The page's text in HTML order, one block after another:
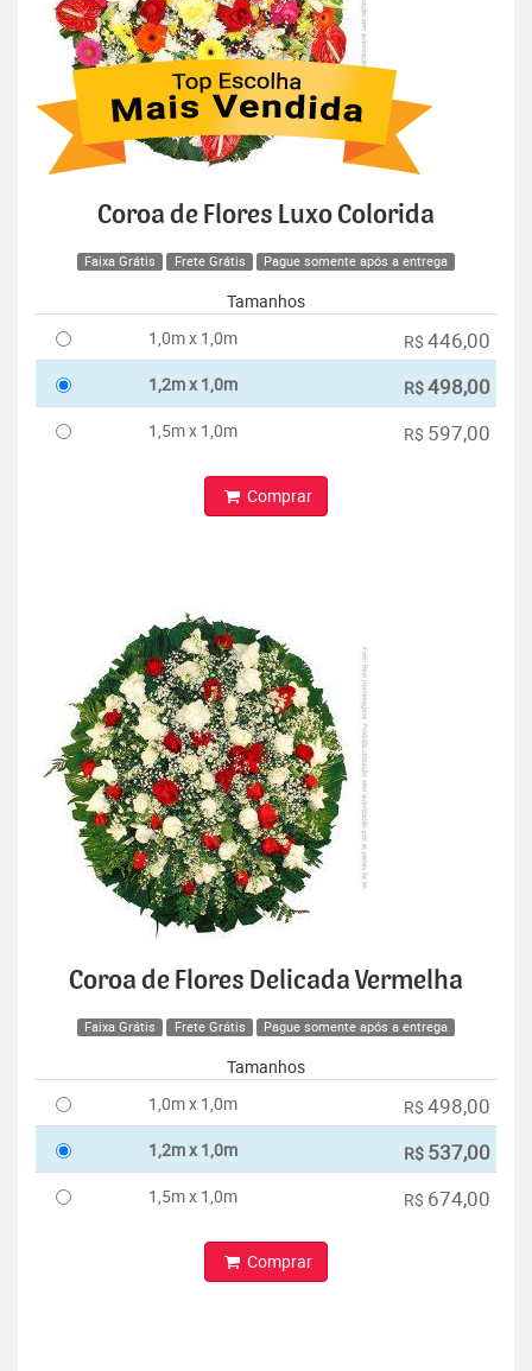
Coroa de Flores Luxo Colorida
Faixa Grátis Frete Grátis Pague somente após a entrega
Tamanhos
1,0m x 1,0m
R$ 446,00
1,2m x 1,0m R$498,00
1,5m x 1,0m R$ 597,00
Comprar
Coroa de Flores Delicada Vermelha
Faixa Grátis Frete Grátis Pague somente após a entrega
Tamanhos
1,0m x 1,0m
R$ 498,00
1,2m x 1,0m R$ 537,00
1,5m x 1,0m R$ 674,00
Comprar